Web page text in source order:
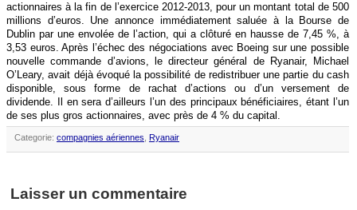
actionnaires à la fin de l’exercice 2012-2013, pour un montant total de 500
millions d’euros. Une annonce immédiatement saluée à la Bourse de
Dublin par une envolée de l’action, qui a clôturé en hausse de 7,45 %, à
3,53 euros. Après l’échec des négociations avec Boeing sur une possible
nouvelle commande d’avions, le directeur général de Ryanair, Michael
O’Leary, avait déjà évoqué la possibilité de redistribuer une partie du cash
disponible, sous forme de rachat d’actions ou d’un versement de
dividende. Il en sera d’ailleurs l’un des principaux bénéficiaires, étant l’un
de ses plus gros actionnaires, avec près de 4 % du capital.
Categorie: compagnies aériennes Ryanair
Laisser un commentaire